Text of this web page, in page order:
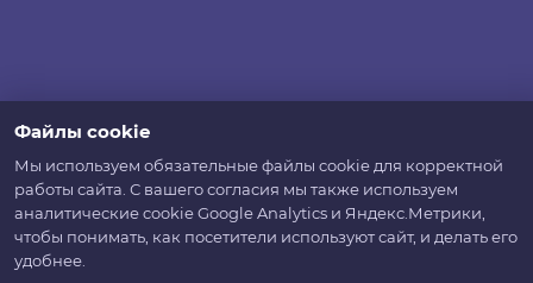
Файлы cookie
Мы используем обязательные файлы cookie для корректной
работы сайта. С вашего согласия мы также используем
аналитические cookie Google Analytics и Яндекс.Метрики,
чтобы понимать, как посетители используют сайт, и делать его
удобнее.